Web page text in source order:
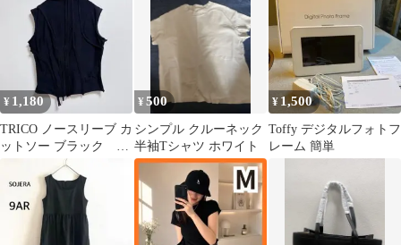
¥ 1,180
TRICO ノースリーブ カ
ットソー ブラック シ
ンプル 伸縮性
¥500
シンプル クルーネック
半袖Tシャツ ホワイト
¥ 1,500
Toffy デジタルフォトフ
レーム 簡単